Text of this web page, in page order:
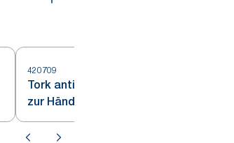
420709
Tork antimikrobielle Flüssigseife
zur Händedekontamination S1